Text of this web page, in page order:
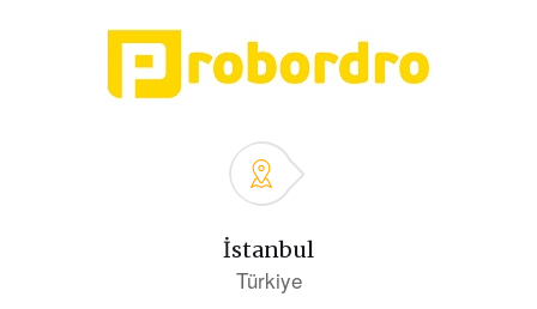
İstanbul
Türkiye